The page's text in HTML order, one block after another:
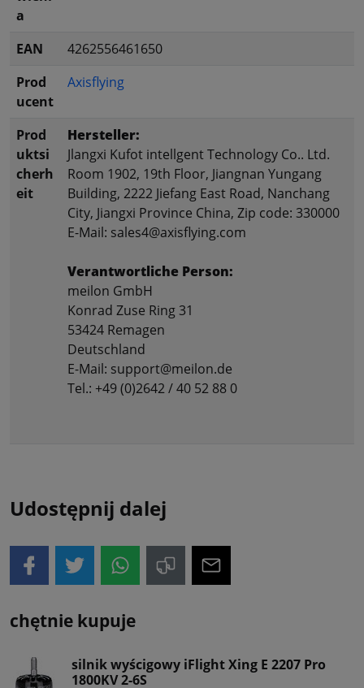
a
EAN
4262556461650
Prod
ucent
Axisflying
Prod
uktsi
cherh
eit
Hersteller:
Jlangxi Kufot intellgent Technology Co.. Ltd.
Room 1902, 19th Floor, Jiangnan Yungang
Building, 2222 Jiefang East Road, Nanchang
City, Jiangxi Province China, Zip code: 330000
E-Mail: sales4@axisflying.com
Verantwortliche Person:
meilon GmbH
Konrad Zuse Ring 31
53424 Remagen
Deutschland
E-Mail: support@meilon.de
Tel.: +49 (0)2642 / 40 52 88 0
Udostępnij dalej
chętnie kupuje
silnik wyścigowy iFlight Xing E 2207 Pro
1800KV 2-6S